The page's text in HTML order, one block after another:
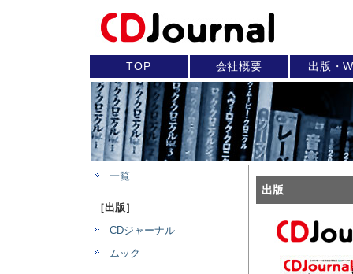
TOP 会社概要 出版・
一覧
［出版］
CDジャーナル
ムック
出版